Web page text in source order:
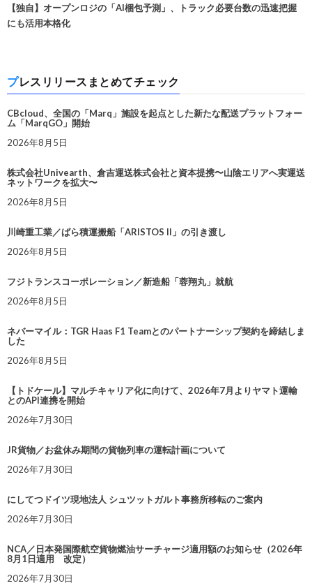
【独自】オープンロジの「AI梱包予測」、トラック必要台数の迅速把握
にも活用本格化
プレスリリースまとめてチェック
CBcloud、全国の「Marq」施設を起点とした新たな配送プラットフォー
ム「MarqGO」開始
2026年8月5日
株式会社Univearth、倉吉運送株式会社と資本提携〜山陰エリアへ実運送
ネットワークを拡大〜
2026年8月5日
川崎重工業／ばら積運搬船「ARISTOS II」の引き渡し
2026年8月5日
フジトランスコーポレーション／新造船「蓉翔丸」就航
2026年8月5日
ネバーマイル：TGR Haas F1 Teamとのパートナーシップ契約を締結しま
した
2026年8月5日
【トドケール】マルチキャリア化に向けて、2026年7月よりヤマト運輸
とのAPI連携を開始
2026年7月30日
JR貨物／お盆休み期間の貨物列車の運転計画について
2026年7月30日
にしてつドイツ現地法人 シュツットガルト事務所移転のご案内
2026年7月30日
NCA／日本発国際航空貨物燃油サーチャージ適用額のお知らせ（2026年
8月1日適用 改定）
2026年7月30日